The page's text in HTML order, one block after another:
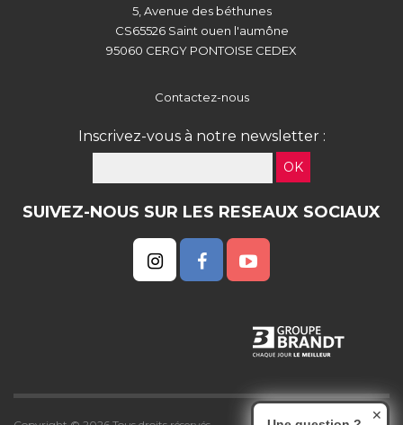
5, Avenue des béthunes
CS65526 Saint ouen l'aumône
95060 CERGY PONTOISE CEDEX
Contactez-nous
Inscrivez-vous à notre newsletter :
OK
SUIVEZ-NOUS SUR LES RESEAUX SOCIAUX
✕